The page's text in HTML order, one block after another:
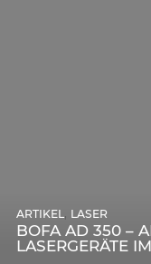
BOFA AD 350 –
LASERGERÄTE
ARTIKEL, LASER
DIE
DIGITALEN ÄRA